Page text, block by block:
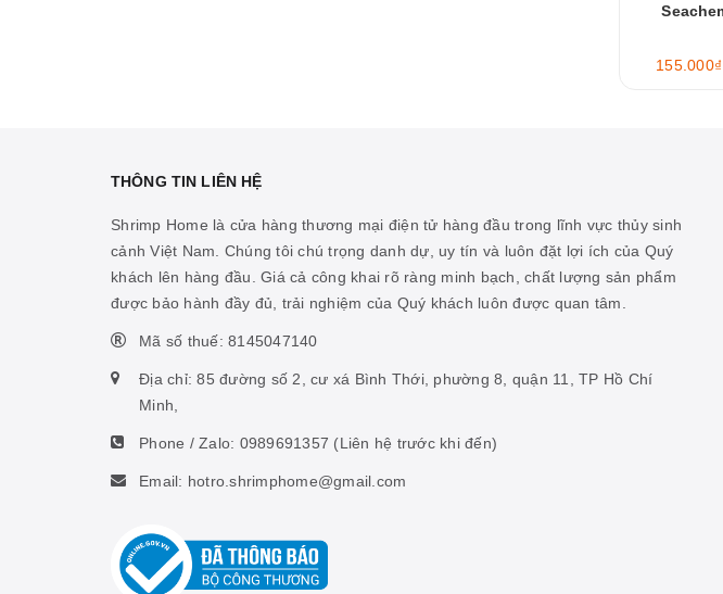
THÔNG TIN LIÊN HỆ
Shrimp Home là cửa hàng thương mại điện tử hàng đầu trong lĩnh vực thủy sinh
cảnh Việt Nam. Chúng tôi chú trọng danh dự, uy tín và luôn đặt lợi ích của Quý
khách lên hàng đầu. Giá cả công khai rõ ràng minh bạch, chất lượng sản phẩm
được bảo hành đầy đủ, trải nghiệm của Quý khách luôn được quan tâm.
Mã số thuế: 8145047140
Địa chỉ: 85 đường số 2, cư xá Bình Thới, phường 8, quận 11, TP Hồ Chí
Minh,
Phone / Zalo: 0989691357 (Liên hệ trước khi đến)
Email: hotro.shrimphome@gmail.com